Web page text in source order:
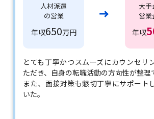
人材派遣
の営業
年収650万円
大手
営
年収
とても丁寧かつスムーズにカウンセリ
ただき、自身の転職活動の方向性が整理
また、面接対策も懇切丁寧にサポート
いた。